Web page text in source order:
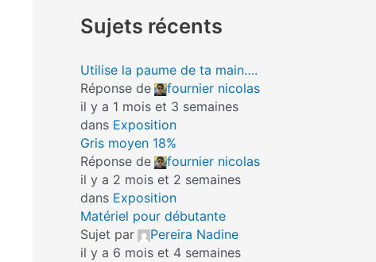
Sujets récents
Utilise la paume de ta main….
Réponse de
fournier nicolas
il y a 1 mois et 3 semaines
dans Exposition
Gris moyen 18%
Réponse de
fournier nicolas
il y a 2 mois et 2 semaines
dans Exposition
Matériel pour débutante
Sujet par
Pereira Nadine
il y a 6 mois et 4 semaines